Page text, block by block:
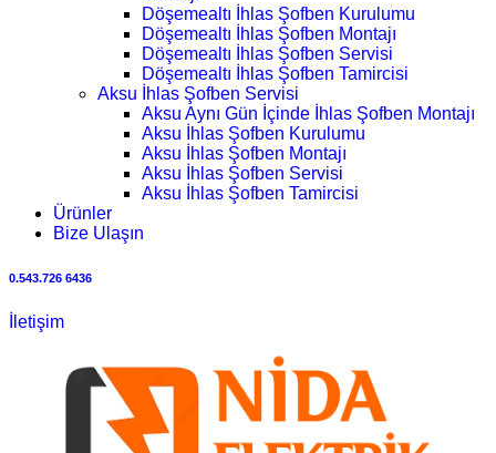
Döşemealtı İhlas Şofben Kurulumu
Döşemealtı İhlas Şofben Montajı
Döşemealtı İhlas Şofben Servisi
Döşemealtı İhlas Şofben Tamircisi
Aksu İhlas Şofben Servisi
Aksu Aynı Gün İçinde İhlas Şofben Montajı
Aksu İhlas Şofben Kurulumu
Aksu İhlas Şofben Montajı
Aksu İhlas Şofben Servisi
Aksu İhlas Şofben Tamircisi
Ürünler
Bize Ulaşın
0.543.726 6436
İletişim